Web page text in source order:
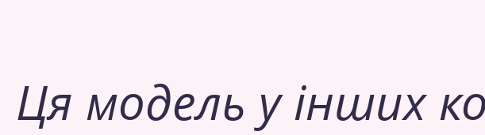
Ця модель у інших